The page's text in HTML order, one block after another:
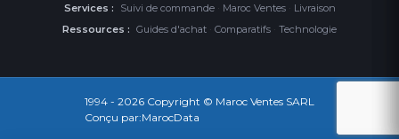
Services :
Suivi de commande· Maroc Ventes· Livraison
Ressources : Guides d'achat · Comparatifs · Technologie
1994 - 2026 Copyright © Maroc Ventes SARL
Conçu par:MarocData